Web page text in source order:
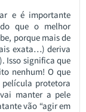
e é importante
que o melhor
porque mais de
exata…) deriva
). Isso significa que
nenhum! O que
protetora
manter a pele
vão “agir em